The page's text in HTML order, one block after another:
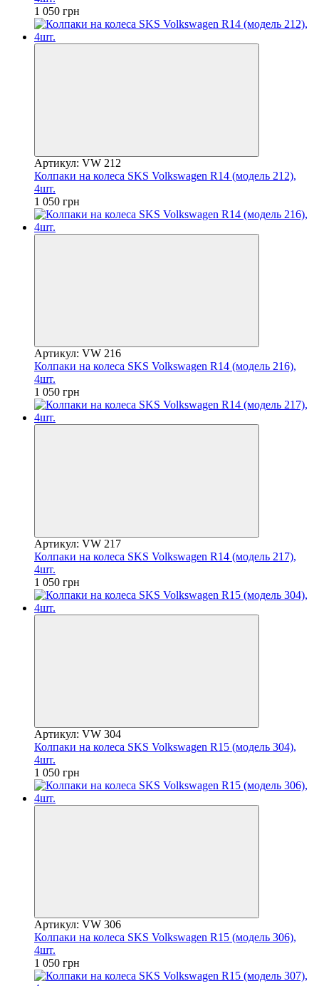
1 050 грн
Артикул: VW 212
Колпаки на колеса SKS Volkswagen R14 (модель 212),
4шт.
1 050 грн
Артикул: VW 216
Колпаки на колеса SKS Volkswagen R14 (модель 216),
4шт.
1 050 грн
Артикул: VW 217
Колпаки на колеса SKS Volkswagen R14 (модель 217),
4шт.
1 050 грн
Артикул: VW 304
Колпаки на колеса SKS Volkswagen R15 (модель 304),
4шт.
1 050 грн
Артикул: VW 306
Колпаки на колеса SKS Volkswagen R15 (модель 306),
4шт.
1 050 грн